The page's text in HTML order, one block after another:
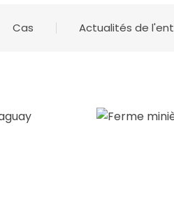
Cas Actualités de